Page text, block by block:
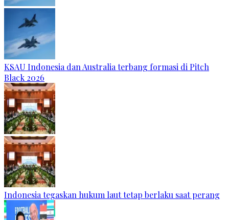
KSAU Indonesia dan Australia terbang formasi di Pitch
Black 2026
Indonesia tegaskan hukum laut tetap berlaku saat perang